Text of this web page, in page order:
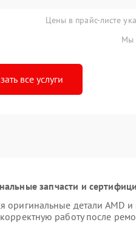
Цены в прайс-листе
Мы
все услуги
запчасти и
оригинальные детали AMD
корректную работу после